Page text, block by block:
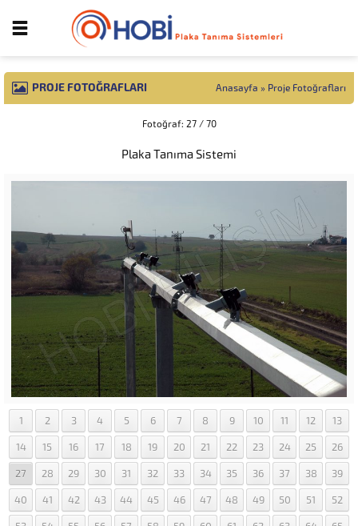
PROJE FOTOĞRAFLARI Anasayfa » Proje Fotoğrafları
Fotoğraf: 27 / 70
Plaka Tanıma Sistemi
1 2 3 4 5 6 7 8 9 10 11 12 13
14 15 16 17 18 19 20 21 22 23 24 25 26
27 28 29 30 31 32 33 34 35 36 37 38 39
40 41 42 43 44 45 46 47 48 49 50 51 52